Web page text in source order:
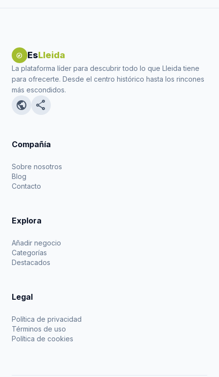
explore EsLleida
La plataforma líder para descubrir todo lo que Lleida tiene
para ofrecerte. Desde el centro histórico hasta los rincones
más escondidos.
public share
Compañía
Sobre nosotros
Blog
Contacto
Explora
Añadir negocio
Categorías
Destacados
Legal
Política de privacidad
Términos de uso
Política de cookies